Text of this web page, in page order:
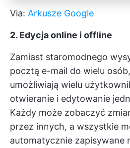
Via: Arkusze Google
2. Edycja online i offline
Zamiast staromodnego
pocztą e-mail do wielu
umożliwiają wielu
otwieranie i edytowanie
Każdy może zobaczyć
przez innych, a wszystkie
automatycznie zapisywane